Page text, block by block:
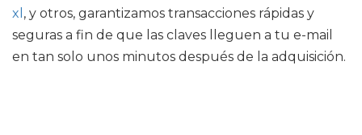
xl , y otros, garantizamos transacciones rápidas y
seguras a fin de que las claves lleguen a tu e-mail
en tan solo unos minutos después de la adquisición.